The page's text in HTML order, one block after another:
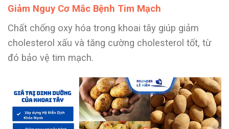
Giảm Nguy Cơ Mắc Bệnh Tim Mạch
Chất chống oxy hóa trong khoai tây giúp giảm
cholesterol xấu và tăng cường cholesterol tốt, từ
đó bảo vệ tim mạch.